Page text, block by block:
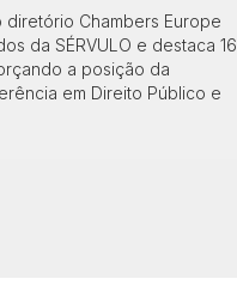
Chambers Europe
da SÉRVULO e destaca 16
a posição da
em Direito Público e